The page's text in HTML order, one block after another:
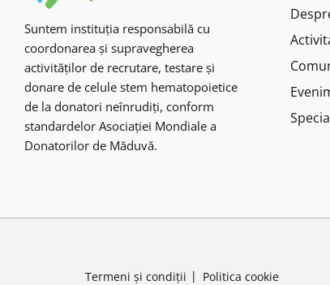
Suntem instituţia responsabilă cu
coordonarea şi supravegherea
activităţilor de recrutare, testare şi
donare de celule stem hematopoietice
de la donatori neînrudiţi, conform
standardelor Asociaţiei Mondiale a
Donatorilor de Măduvă.
Termeni și condiții Politica cookie